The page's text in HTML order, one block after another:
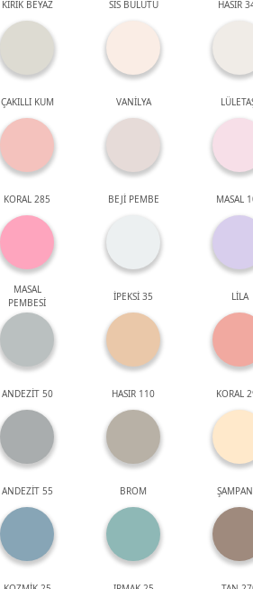
KIRIK BEYAZ SİS BULUTU HASIR
ÇAKILLI KUM VANİLYA
KORAL 285 BEJİ PEMBE MASAL
MASAL
PEMBESİ
İPEKSİ 35 LİLA
ANDEZİT 50 HASIR 110 KORAL
ANDEZİT 55 BROM